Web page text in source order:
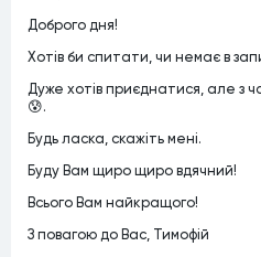
Доброго дня!
Хотів би спитати, чи немає в
Дуже хотів приєднатися, але з
😰.
Будь ласка, скажіть мені.
Буду Вам щиро щиро вдячний!
Всього Вам найкращого!
З повагою до Вас, Тимофій